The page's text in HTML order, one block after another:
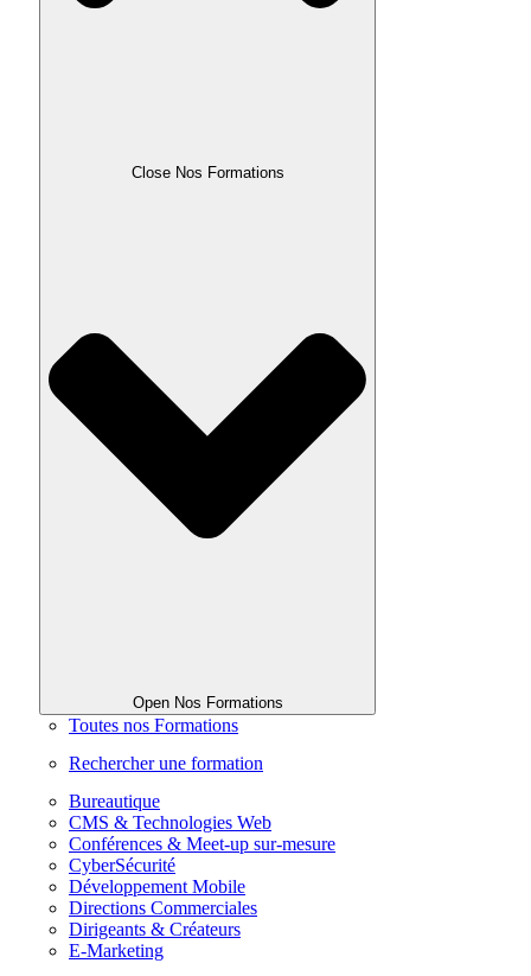
Close Nos Formations
Open Nos Formations
Toutes nos Formations
Rechercher une formation
Bureautique
CMS & Technologies Web
Conférences & Meet-up sur-mesure
CyberSécurité
Développement Mobile
Directions Commerciales
Dirigeants & Créateurs
E-Marketing